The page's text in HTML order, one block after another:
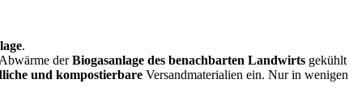
.
derBiogasanlage des benachbarten Landwirts gekühlt
und kompostierbare Versandmaterialien ein. Nur in